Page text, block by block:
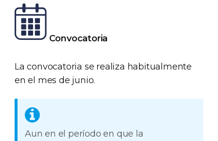
Convocatoria
La convocatoria se realiza habitualmente
en el mes de junio.
Aun en el período en que la